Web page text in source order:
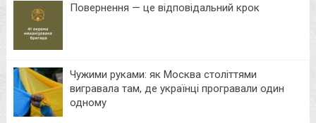
Повернення — це відповідальний крок
Чужими руками: як Москва століттями
вигравала там, де українці програвали один
одному